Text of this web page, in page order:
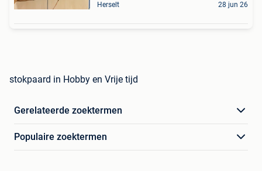
Herselt 28 jun 26
stokpaard in Hobby en Vrije tijd
Gerelateerde zoektermen
Populaire zoektermen